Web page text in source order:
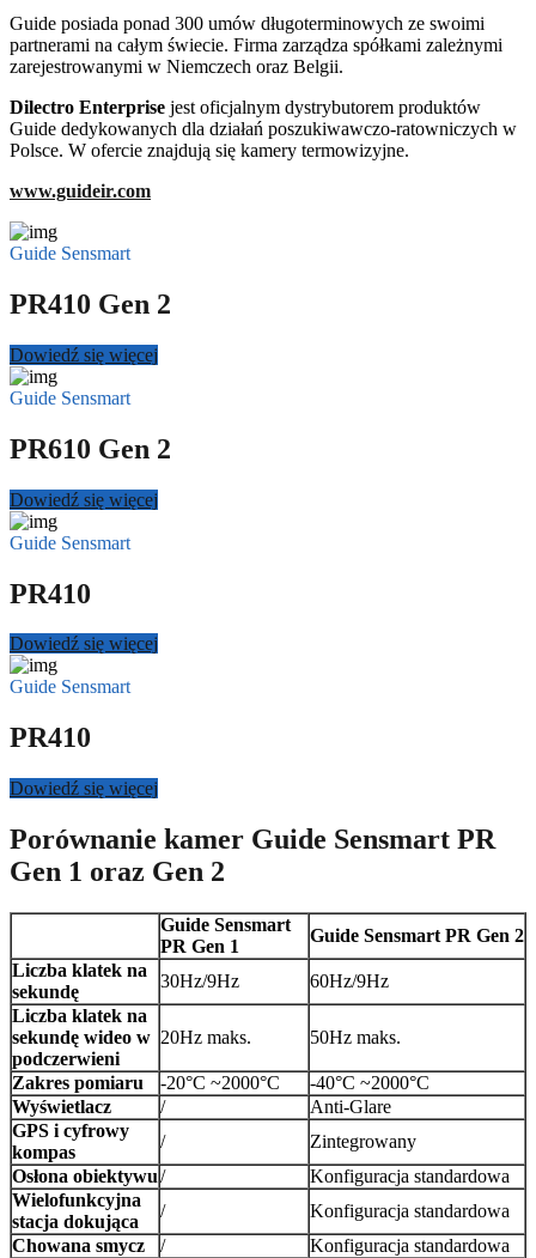
Guide posiada ponad 300 umów długoterminowych ze swoimi
partnerami na całym świecie. Firma zarządza spółkami zależnymi
zarejestrowanymi w Niemczech oraz Belgii.
Dilectro Enterprise jest oficjalnym dystrybutorem produktów
Guide dedykowanych dla działań poszukiwawczo-ratowniczych w
Polsce. W ofercie znajdują się kamery termowizyjne.
www.guideir.com
Guide Sensmart
PR410 Gen 2
Dowiedź się więcej
Guide Sensmart
PR610 Gen 2
Dowiedź się więcej
Guide Sensmart
PR410
Dowiedź się więcej
Guide Sensmart
PR410
Dowiedź się więcej
Porównanie kamer Guide Sensmart PR
Gen 1 oraz Gen 2
Guide Sensmart
PR Gen 1
Guide Sensmart PR Gen 2
Liczba klatek na
sekundę
30Hz/9Hz
60Hz/9Hz
Liczba klatek na
sekundę wideo w
podczerwieni
20Hz maks. 50Hz maks.
Zakres pomiaru -20°C ~2000°C
-40°C ~2000°C
Wyświetlacz
/
Anti-Glare
GPS i cyfrowy
kompas
/
Zintegrowany
Osłona obiektywu/
Konfiguracja standardowa
Wielofunkcyjna
stacja dokująca
/
Konfiguracja standardowa
Chowana smycz
/ Konfiguracja standardowa